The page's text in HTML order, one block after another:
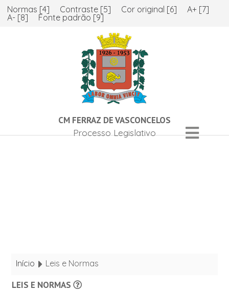
Normas [4] Contraste [5] Cor original [6]
A+ [7]
A- [8]
Fonte padrão [9]
CM FERRAZ DE VASCONCELOS
Processo Legislativo
Início Leis e Normas
LEIS E NORMAS